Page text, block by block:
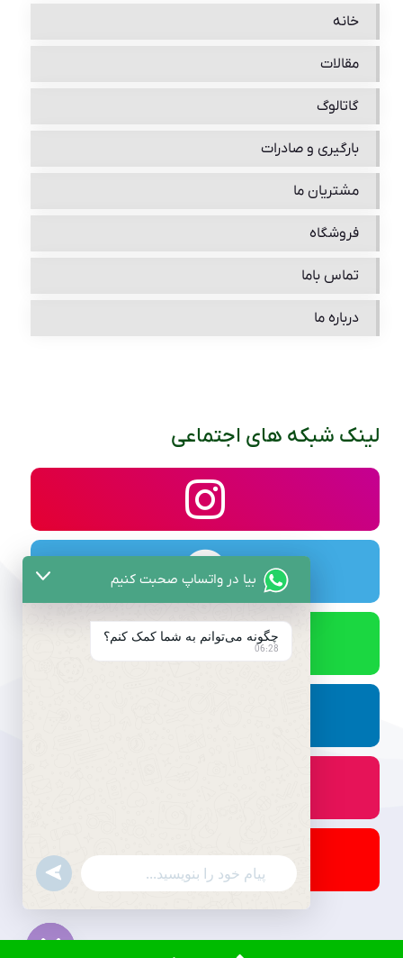
خانه
مقالات
گاتالوگ
بارگیری و صادرات
مشتریان ما
فروشگاه
تماس باما
درباره ما
لینک شبکه های اجتماعی
بیا در واتساپ صحبت کنیم
چگونه می‌توانم به شما کمک کنم؟
06:28
WhatsApp
Message
undefined